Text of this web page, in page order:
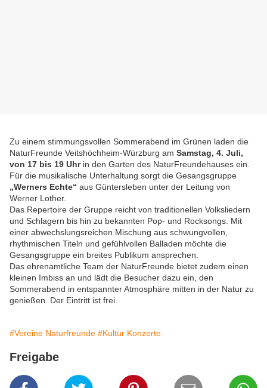
Zu einem stimmungsvollen Sommerabend im Grünen laden die
NaturFreunde Veitshöchheim-Würzburg am Samstag, 4. Juli,
von 17 bis 19 Uhrin den Garten des NaturFreundehauses ein.
Für die musikalische Unterhaltung sorgt die Gesangsgruppe
„Werners Echte“ aus Güntersleben unter der Leitung von
Werner Lother.
Das Repertoire der Gruppe reicht von traditionellen Volksliedern
und Schlagern bis hin zu bekannten Pop- und Rocksongs. Mit
einer abwechslungsreichen Mischung aus schwungvollen,
rhythmischen Titeln und gefühlvollen Balladen möchte die
Gesangsgruppe ein breites Publikum ansprechen.
Das ehrenamtliche Team der NaturFreunde bietet zudem einen
kleinen Imbiss an und lädt die Besucher dazu ein, den
Sommerabend in entspannter Atmosphäre mitten in der Natur zu
genießen. Der Eintritt ist frei.
#Vereine Naturfreunde #Kultur Konzerte
Freigabe